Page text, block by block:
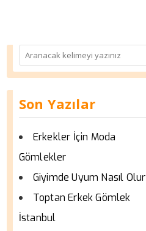
Son Yazılar
Erkekler İçin Moda
Gömlekler
Giyimde Uyum Nasıl Olur
Toptan Erkek Gömlek
İstanbul